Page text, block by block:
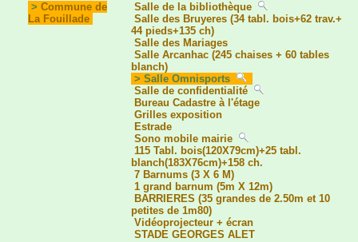
> Commune de
La Fouillade
Salle de la bibliothèque
Salle des Bruyeres (34 tabl. bois+62 trav.+
44 pieds+135 ch)
Salle des Mariages
Salle Arcanhac (245 chaises + 60 tables
blanch)
> Salle Omnisports
Salle de confidentialité
Bureau Cadastre à l'étage
Grilles exposition
Estrade
Sono mobile mairie
115 Tabl. bois(120X79cm)+25 tabl.
blanch(183X76cm)+158 ch.
7 Barnums (3 X 6 M)
1 grand barnum (5m X 12m)
BARRIERES (35 grandes de 2.50m et 10
petites de 1m80)
Vidéoprojecteur + écran
STADE GEORGES ALET